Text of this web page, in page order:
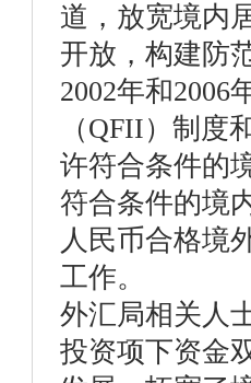
道，放宽境内
开放，构建防
2002年和2006
（QFII）制
许符合条件的
符合条件的境
人民币合格境
工作。
外汇局相关人
投资项下资金